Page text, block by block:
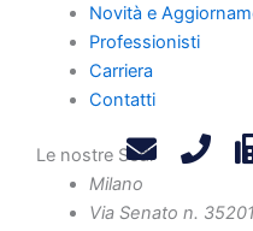
Novità e
Professionisti
Carriera
Contatti
Le nostre Sedi
Milano
Via Senato n. 35
Privacy Policy
Legals
Attività
Diritto Tributario